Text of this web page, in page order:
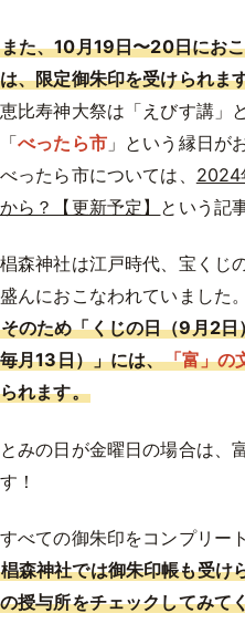
また、10月19日〜20日にお
は、限定御朱印を受けられま
恵比寿神大祭は「えびす講」
「べったら市」という縁日が
べったら市については、 2024
から？【更新予定】 という記
椙森神社は江戸時代、宝くじ
盛んにおこなわれていました。
そのため「くじの日（9月2
毎月13日）」には、「富」の
られます。
とみの日が金曜日の場合は、
す！
すべての御朱印をコンプリー
椙森神社では御朱印帳も受け
の授与所をチェックしてみて